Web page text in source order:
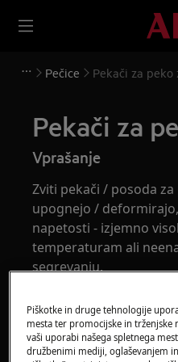
Pečice Pekači za peko
Pekači za
Vprašanje
Zviti pekači / posoda za
upognejo /
napetosti - izjemno
temperaturam ali
segrevanju.
Velja za
Vgrajena pečica
Piškotke in druge tehnologije
mesta ter promocijske in trženjske
vaši uporabi našega spletnega
družbenimi mediji, oglaševanjem